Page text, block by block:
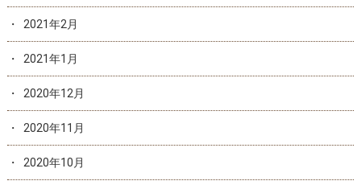
2021年2月
2021年1月
2020年12月
2020年11月
2020年10月